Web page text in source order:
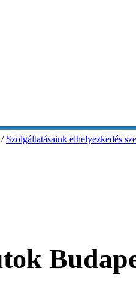
/ Szolgáltatásaink elhelyezkedés